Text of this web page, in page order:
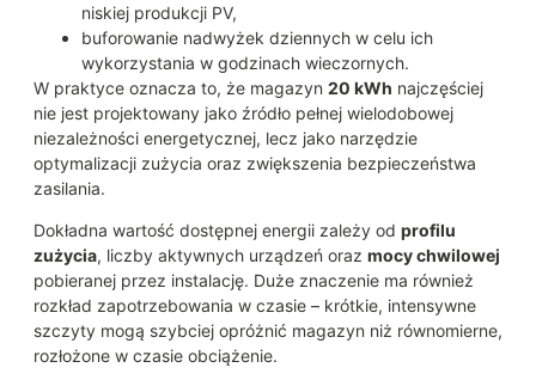
niskiej produkcji PV,
buforowanie nadwyżek dziennych w celu ich
wykorzystania w godzinach wieczornych.
W praktyce oznacza to, że magazyn 20 kWh najczęściej
nie jest projektowany jako źródło pełnej wielodobowej
niezależności energetycznej, lecz jako narzędzie
optymalizacji zużycia oraz zwiększenia bezpieczeństwa
zasilania.
Dokładna wartość dostępnej energii zależy od profilu
zużycia, liczby aktywnych urządzeń oraz mocy chwilowej
pobieranej przez instalację. Duże znaczenie ma również
rozkład zapotrzebowania w czasie – krótkie, intensywne
szczyty mogą szybciej opróżnić magazyn niż równomierne,
rozłożone w czasie obciążenie.